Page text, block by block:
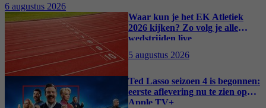
6 augustus 2026
Waar kun je het EK Atletiek
2026 kijken? Zo volg je alle
wedstrijden live
5 augustus 2026
Ted Lasso seizoen 4 is begonnen:
eerste aflevering nu te zien op
Apple TV+